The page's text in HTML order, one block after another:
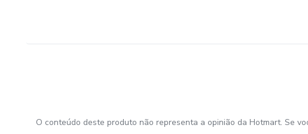
O conteúdo deste produto não representa a opinião da Hotmart. Se